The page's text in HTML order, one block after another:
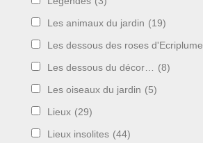
Les animaux du jardin (19)
Les dessous des roses d'Ecriplume
Les dessous du décor… (8)
Les oiseaux du jardin (5)
Lieux (29)
Lieux insolites (44)